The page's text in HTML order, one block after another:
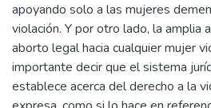
apoyando solo a las mujeres
violación. Y por otro lado, la amplia
aborto legal hacia cualquier mujer
importante decir que el sistema
establece acerca del derecho a la